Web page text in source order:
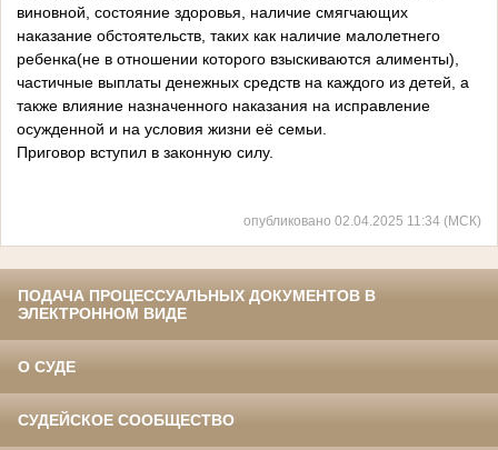
виновной, состояние здоровья, наличие смягчающих
наказание обстоятельств, таких как наличие малолетнего
ребенка(не в отношении которого взыскиваются алименты),
частичные выплаты денежных средств на каждого из детей, а
также влияние назначенного наказания на исправление
осужденной и на условия жизни её семьи.
Приговор вступил в законную силу.
опубликовано 02.04.2025 11:34 (МСК)
ПОДАЧА ПРОЦЕССУАЛЬНЫХ ДОКУМЕНТОВ В
ЭЛЕКТРОННОМ ВИДЕ
О СУДЕ
СУДЕЙСКОЕ СООБЩЕСТВО